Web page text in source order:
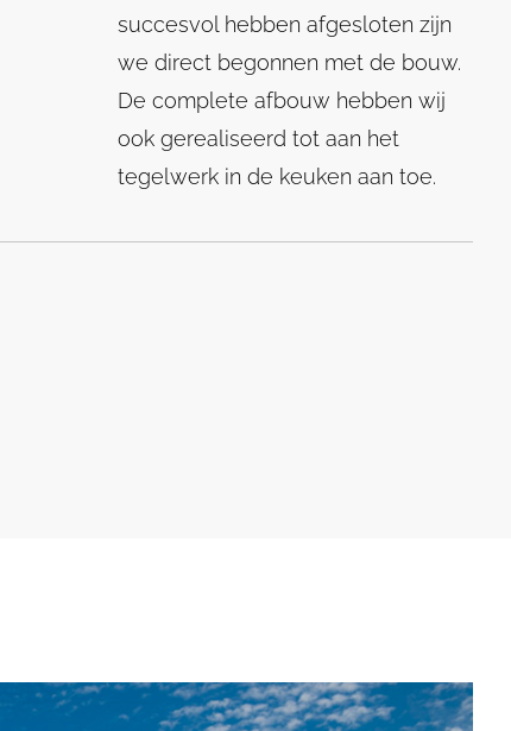
succesvol hebben afgesloten zijn
we direct begonnen met de bouw.
De complete afbouw hebben wij
ook gerealiseerd tot aan het
tegelwerk in de keuken aan toe.